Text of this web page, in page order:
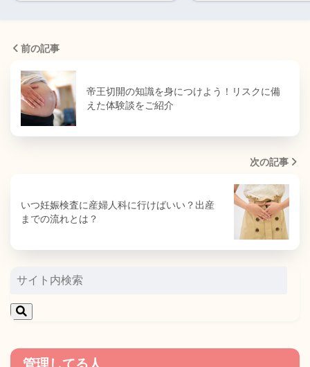
前の記事
帝王切開の知識を身につけよう！リスクに備
えた体験談をご紹介
次の記事
いつ妊娠検査に産婦人科に行けばいい？出産
までの流れとは？
管理してる人